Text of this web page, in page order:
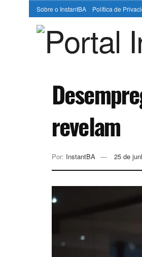
Sobre o InstantBA Política de
revelam
Por: InstantBA 25 de